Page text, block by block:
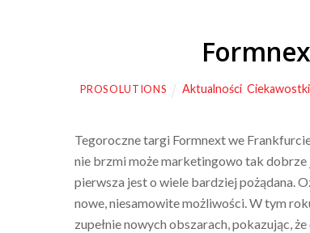
PROSOLUTIONS Aktualności, Ciekawostki,
Tegoroczne targi Formnext we
nie brzmi może marketingowo tak dobrze
pierwsza jest o wiele bardziej pożądana.
nowe, niesamowite możliwości. W tym
zupełnie nowych obszarach, pokazując,